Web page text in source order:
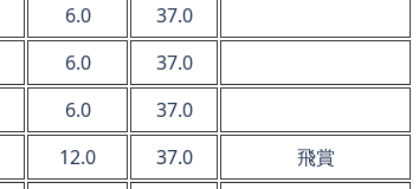
6.0
37.0
6.0
37.0
6.0
37.0
12.0 37.0
飛賞